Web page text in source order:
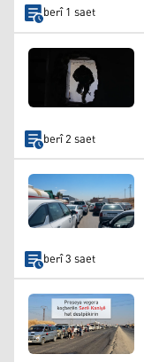
berî 1 saet
berî 2 saet
berî 3 saet